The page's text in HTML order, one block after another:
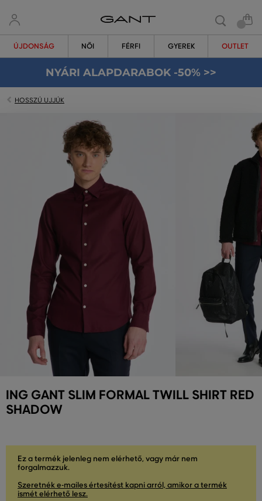
ÚJDONSÁG NŐI FÉRFI GYEREK OUTLET
NYÁRI ALAPDARABOK -50% >>
HOSSZÚ UJJÚK
ING GANT SLIM FORMAL TWILL SHIRT RED
SHADOW
Ez a termék jelenleg nem elérhető, vagy már nem
forgalmazzuk.
Szeretnék e-mailes értesítést kapni arról, amikor a termék
ismét elérhető lesz.